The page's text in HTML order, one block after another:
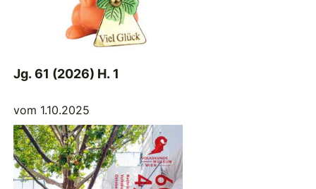
Jg. 61 (2026) H. 1
vom 1.10.2025